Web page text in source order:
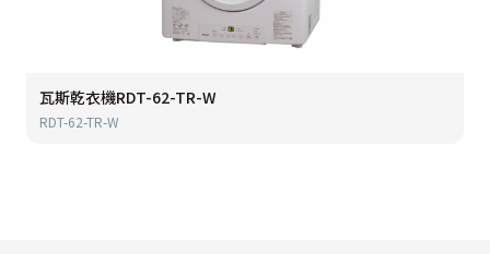
瓦斯乾衣機RDT-62-TR-W
RDT-62-TR-W